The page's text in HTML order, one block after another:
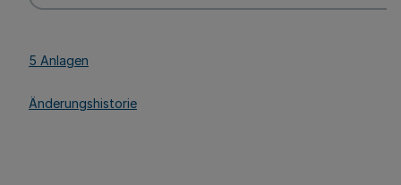
5 Anlagen
Änderungshistorie